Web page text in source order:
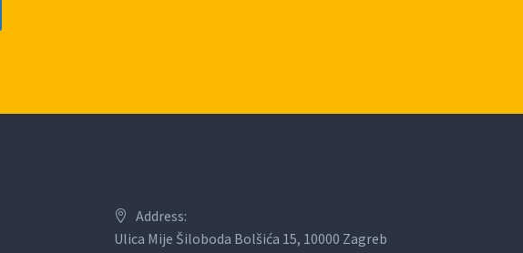
Address:
Ulica Mije Šiloboda Bolšića 15, 10000 Zagreb